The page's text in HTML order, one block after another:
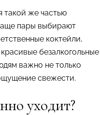
такой же частью
пары выбирают
коктейли,
безалкогольные
важно не только
свежести.
уходит?